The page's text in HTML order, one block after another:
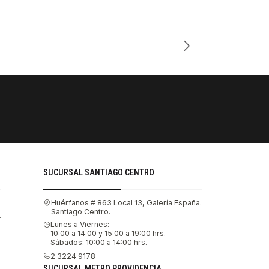
SUCURSAL SANTIAGO CENTRO
Huérfanos # 863 Local 13, Galería España.
Santiago Centro.
Lunes a Viernes:
10:00 a 14:00 y 15:00 a 19:00 hrs.
Sábados: 10:00 a 14:00 hrs.
2 3224 9178